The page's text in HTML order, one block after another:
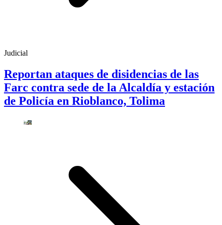
Judicial
Reportan ataques de disidencias de las
Farc contra sede de la Alcaldía y estación
de Policía en Rioblanco, Tolima